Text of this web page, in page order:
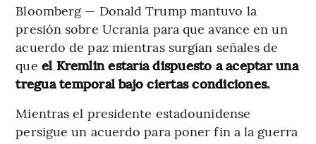
Bloomberg — Donald Trump mantuvo la
presión sobre Ucrania para que avance en un
acuerdo de paz mientras surgían señales de
que el Kremlin estaría dispuesto a aceptar una
tregua temporal bajo ciertas condiciones.
Mientras el presidente estadounidense
persigue un acuerdo para poner fin a la guerra